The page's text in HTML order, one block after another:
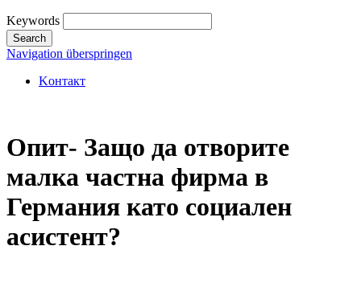
Keywords
Search
Navigation überspringen
Kонтакт
Опит- Защо да отворите
малка частна фирма в
Германия като социален
асистент?